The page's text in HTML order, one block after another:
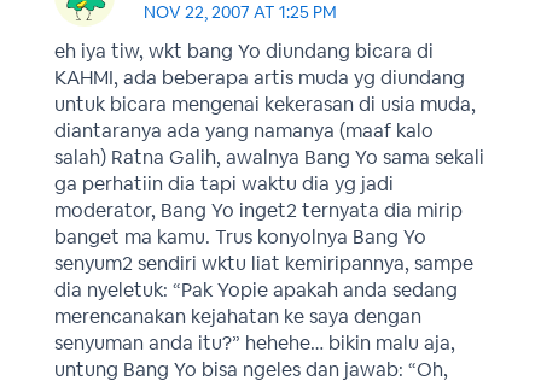
NOV 22, 2007 AT 1:25 PM
eh iya tiw, wkt bang Yo diundang bicara di
KAHMI, ada beberapa artis muda yg diundang
untuk bicara mengenai kekerasan di usia muda,
diantaranya ada yang namanya (maaf kalo
salah) Ratna Galih, awalnya Bang Yo sama sekali
ga perhatiin dia tapi waktu dia yg jadi
moderator, Bang Yo inget2 ternyata dia mirip
banget ma kamu. Trus konyolnya Bang Yo
senyum2 sendiri wktu liat kemiripannya, sampe
dia nyeletuk: “Pak Yopie apakah anda sedang
merencanakan kejahatan ke saya dengan
senyuman anda itu?” hehehe… bikin malu aja,
untung Bang Yo bisa ngeles dan jawab: “Oh,